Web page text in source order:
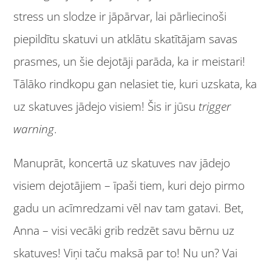
stress un slodze ir jāpārvar, lai pārliecinoši
piepildītu skatuvi un atklātu skatītājam savas
prasmes, un šie dejotāji parāda, ka ir meistari!
Tālāko rindkopu gan nelasiet tie, kuri uzskata, ka
uz skatuves jādejo visiem! Šis ir jūsu trigger
warning.
Manuprāt, koncertā uz skatuves nav jādejo
visiem dejotājiem – īpaši tiem, kuri dejo pirmo
gadu un acīmredzami vēl nav tam gatavi. Bet,
Anna – visi vecāki grib redzēt savu bērnu uz
skatuves! Viņi taču maksā par to! Nu un? Vai